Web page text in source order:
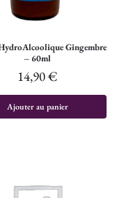
Gingembre
– 60ml
14,90€
Ajouter au panier